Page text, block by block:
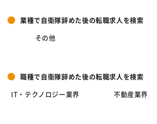
業種で自衛隊辞めた後の転職求人を検索
その他
職種で自衛隊辞めた後の転職求人を検索
IT・テクノロジー業界 不動産業界